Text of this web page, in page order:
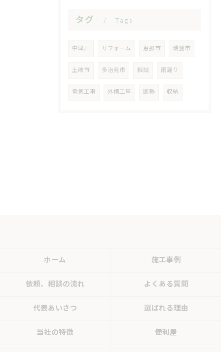
タグ Tags
中津川 リフォーム 恵那市 瑞浪市
土岐市 多治見市 相談 雨漏り
電気工事 外構工事 断熱 収納
ホーム 施工事例
依頼、相談の流れ よくある質問
代表あいさつ 選ばれる理由
当社の特徴 便利屋